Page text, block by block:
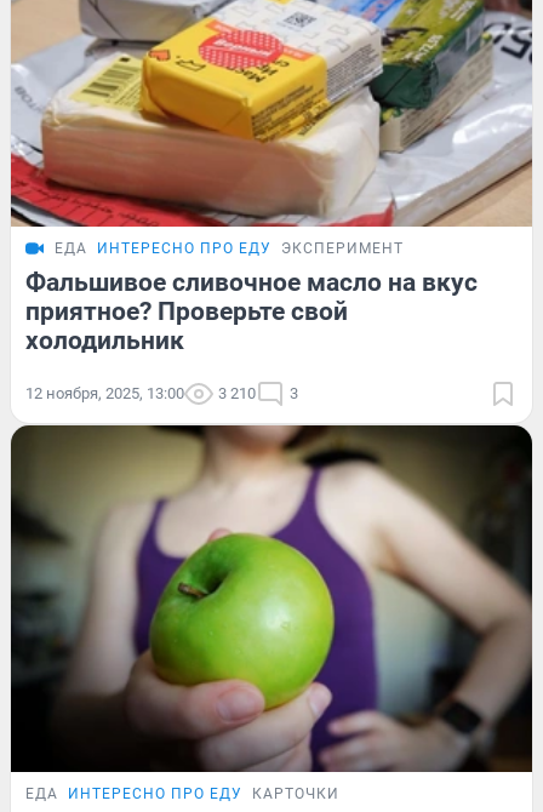
ЕДА ИНТЕРЕСНО ПРО ЕДУ ЭКСПЕРИМЕНТ
Фальшивое сливочное масло на вкус
приятное? Проверьте свой
холодильник
12 ноября, 2025, 13:00 3 210 3
ЕДА ИНТЕРЕСНО ПРО ЕДУ КАРТОЧКИ